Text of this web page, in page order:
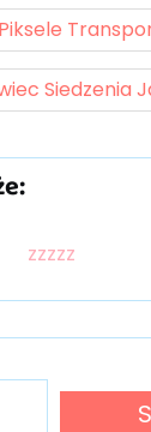
Siedzenia
zzzzz